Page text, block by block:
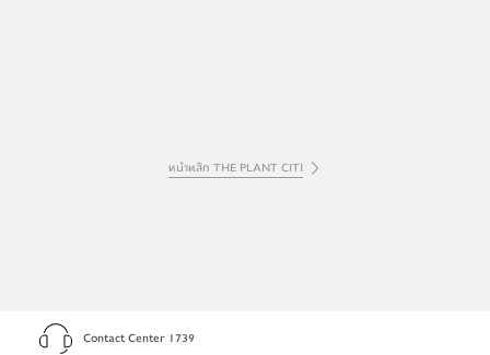
หน้าหลัก THE PLANT CITI
Contact Center 1739